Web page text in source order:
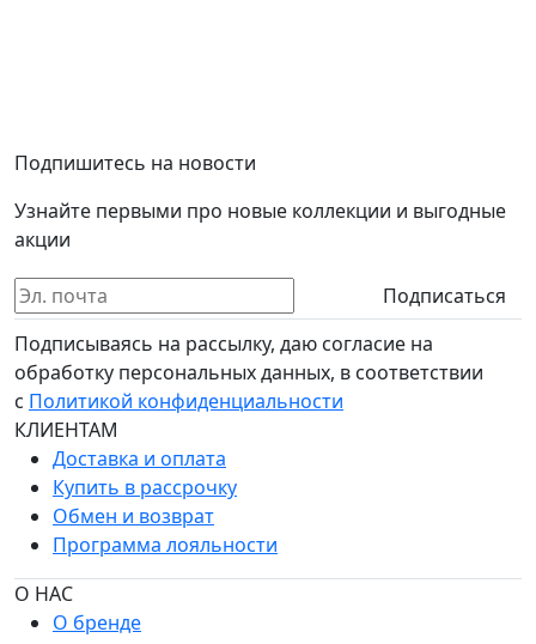
Подпишитесь на новости
Узнайте первыми про новые коллекции и выгодные
акции
Подписаться
Подписываясь на рассылку, даю согласие на
обработку персональных данных, в соответствии
с Политикой конфиденциальности
КЛИЕНТАМ
Доставка и оплата
Купить в рассрочку
Обмен и возврат
Программа лояльности
О НАС
О бренде